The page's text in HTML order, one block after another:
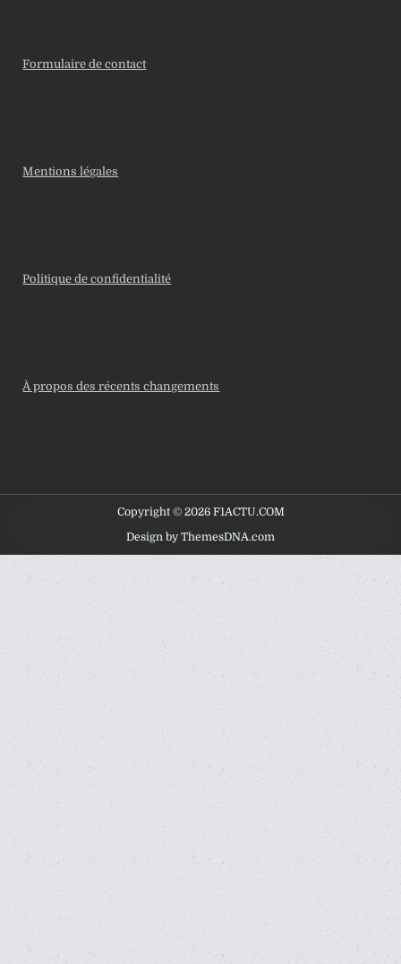
Formulaire de contact
Mentions légales
Politique de confidentialité
À propos des récents changements
Copyright © 2026 F1ACTU.COM
Design by ThemesDNA.com